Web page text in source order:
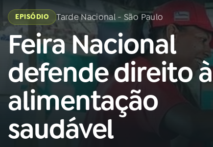
Buscar
na
Rádio
Nacional
Buscar
01INÍCIO
02A RÁDIO
na
Rádio
Nacional
EPISÓDIO Tarde Nacional - São Paulo
Feira Nacional
defende direito à
alimentação
saudável